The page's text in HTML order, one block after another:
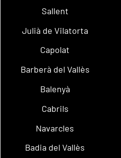
Sallent
Julià de Vilatorta
Capolat
Barberà del Vallès
Balenyà
Cabrils
Navarcles
Badia del Vallès